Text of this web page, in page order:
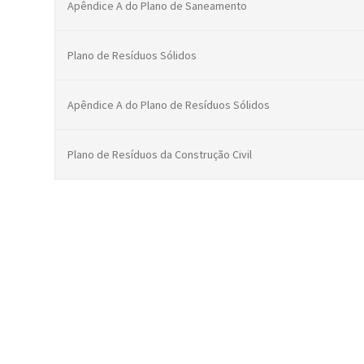
Apêndice A do Plano de Saneamento
Plano de Resíduos Sólidos
Apêndice A do Plano de Resíduos Sólidos
Plano de Resíduos da Construção Civil